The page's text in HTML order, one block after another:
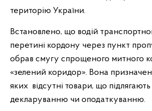
територію України.
Встановлено, що водій
перетині кордону через пункт
обрав смугу спрощеного митного
«зелений коридор». Вона
яких відсутні товари, що
декларуванню чи оподаткуванню.